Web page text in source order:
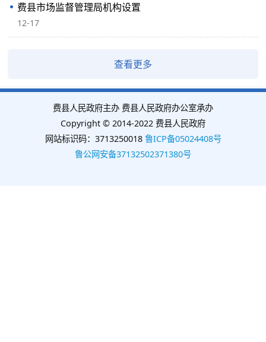
费县市场监督管理局机构设置
12-17
查看更多
费县人民政府主办 费县人民政府办公室承办
Copyright © 2014-2022 费县人民政府
网站标识码：3713250018 鲁ICP备05024408号
鲁公网安备37132502371380号